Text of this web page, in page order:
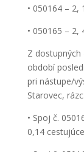
• 050164 – 2,
• 050165 – 2,
Z
období
pri nástupe/
Starovec,
• Spoj č.
0,14